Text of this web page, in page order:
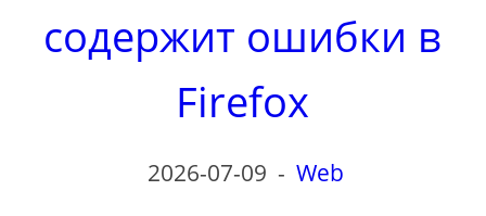
содержит ошибки в
Firefox
2026-07-09 - Web